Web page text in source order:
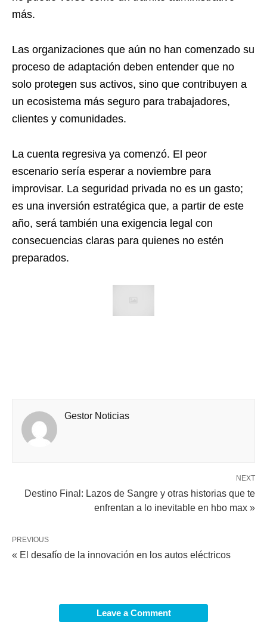
más.
Las organizaciones que aún no han comenzado su
proceso de adaptación deben entender que no
solo protegen sus activos, sino que contribuyen a
un ecosistema más seguro para trabajadores,
clientes y comunidades.
La cuenta regresiva ya comenzó. El peor
escenario sería esperar a noviembre para
improvisar. La seguridad privada no es un gasto;
es una inversión estratégica que, a partir de este
año, será también una exigencia legal con
consecuencias claras para quienes no estén
preparados.
Gestor Noticias
NEXT
Destino Final: Lazos de Sangre y otras historias que te
enfrentan a lo inevitable en hbo max »
PREVIOUS
« El desafío de la innovación en los autos eléctricos
Leave a Comment